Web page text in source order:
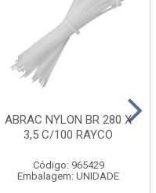
ABRAC NYLON BR 280 X
3,5 C/100 RAYCO
Código: 965429
Embalagem: UNIDADE